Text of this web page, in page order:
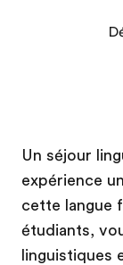
Un séjour
expérience
cette langue
étudiants,
linguistiques